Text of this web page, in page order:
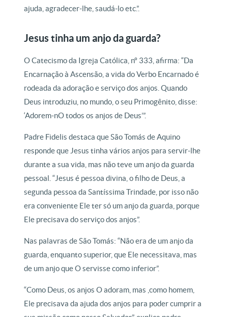
ajuda, agradecer-lhe, saudá-lo etc.”.
Jesus tinha um anjo da guarda?
O Catecismo da Igreja Católica, nº 333, afirma: “Da
Encarnação à Ascensão, a vida do Verbo Encarnado é
rodeada da adoração e serviço dos anjos. Quando
Deus introduziu, no mundo, o seu Primogênito, disse:
‘Adorem-nO todos os anjos de Deus’”.
Padre Fidelis destaca que São Tomás de Aquino
responde que Jesus tinha vários anjos para servir-lhe
durante a sua vida, mas não teve um anjo da guarda
pessoal. “Jesus é pessoa divina, o filho de Deus, a
segunda pessoa da Santíssima Trindade, por isso não
era conveniente Ele ter só um anjo da guarda, porque
Ele precisava do serviço dos anjos”.
Nas palavras de São Tomás: “Não era de um anjo da
guarda, enquanto superior, que Ele necessitava, mas
de um anjo que O servisse como inferior”.
“Como Deus, os anjos O adoram, mas ,como homem,
Ele precisava da ajuda dos anjos para poder cumprir a